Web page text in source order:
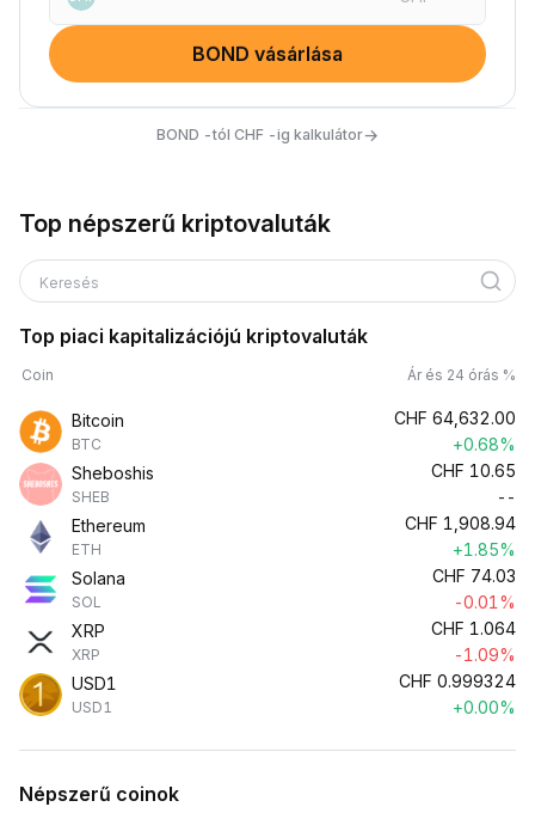
BOND vásárlása
BOND -tól CHF -ig kalkulátor→
Top népszerű kriptovaluták
Keresés
Top piaci kapitalizációjú kriptovaluták
Coin Ár és 24 órás %
Bitcoin
BTC
CHF 64,632.00
+0.68%
Sheboshis
SHEB
CHF 10.65
--
Ethereum
ETH
CHF 1,908.94
+1.85%
Solana
SOL
CHF 74.03
-0.01%
XRP
XRP
CHF 1.064
-1.09%
USD1
USD1
CHF 0.999324
+0.00%
Népszerű coinok